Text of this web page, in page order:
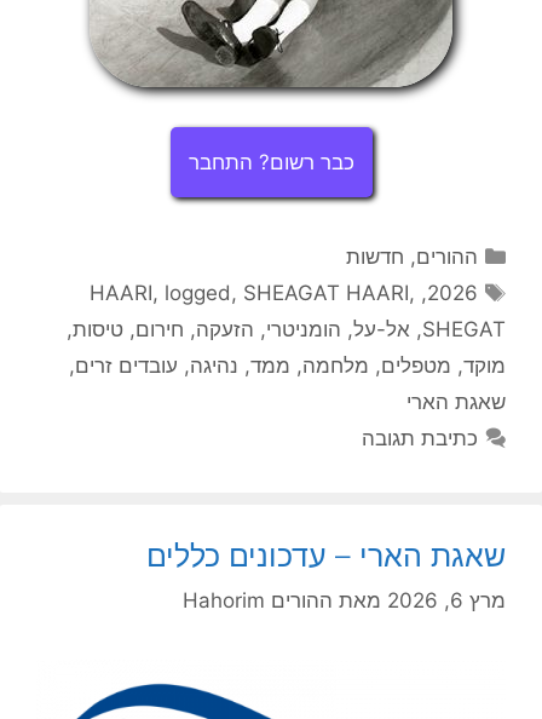
כבר רשום? התחבר
קטגוריות
ההורים, חדשות
תגיות
2026
,
HAARI, logged, SHEAGAT HAARI,
SHEGAT
, אל-על, הומניטרי, הזעקה, חירום, טיסות,
מוקד, מטפלים, מלחמה, ממד, נהיגה, עובדים זרים,
שאגת הארי
כתיבת תגובה
שאגת הארי – עדכונים כללים
מרץ 6, 2026 מאת ההורים Hahorim